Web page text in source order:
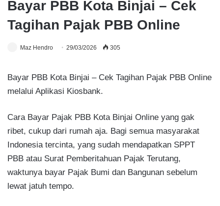
Bayar PBB Kota Binjai – Cek
Tagihan Pajak PBB Online
Maz Hendro 29/03/2026 305
Bayar PBB Kota Binjai – Cek Tagihan Pajak PBB Online
melalui Aplikasi Kiosbank.
Cara Bayar Pajak PBB Kota Binjai Online yang gak
ribet, cukup dari rumah aja. Bagi semua masyarakat
Indonesia tercinta, yang sudah mendapatkan SPPT
PBB atau Surat Pemberitahuan Pajak Terutang,
waktunya bayar Pajak Bumi dan Bangunan sebelum
lewat jatuh tempo.